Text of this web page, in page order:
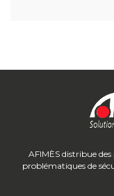
AFIMÈS distribue
problématiques de